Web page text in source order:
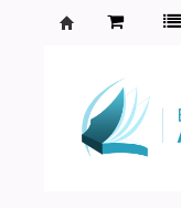
Agamenon
Magalhães